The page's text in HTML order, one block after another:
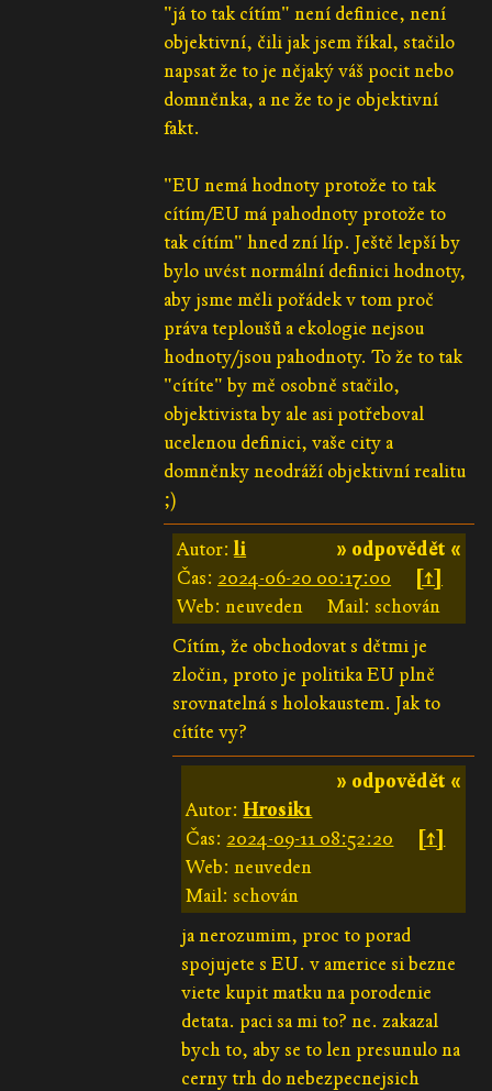
"já to tak cítím" není definice, není
objektivní, čili jak jsem říkal, stačilo
napsat že to je nějaký váš pocit nebo
domněnka, a ne že to je objektivní
fakt.
"EU nemá hodnoty protože to tak
cítím/EU má pahodnoty protože to
tak cítím" hned zní líp. Ještě lepší by
bylo uvést normální definici hodnoty,
aby jsme měli pořádek v tom proč
práva teploušů a ekologie nejsou
hodnoty/jsou pahodnoty. To že to tak
"cítíte" by mě osobně stačilo,
objektivista by ale asi potřeboval
ucelenou definici, vaše city a
domněnky neodráží objektivní realitu
;)
» odpovědět «
Autor:li
Čas: 2024-06-20 00:17:00
[↑]
Web: neuveden
Mail: schován
Cítím, že obchodovat s dětmi je
zločin, proto je politika EU plně
srovnatelná s holokaustem. Jak to
cítíte vy?
» odpovědět «
Autor:Hrosik1
Čas: 2024-09-11 08:52:20
[↑]
Web: neuveden
Mail: schován
ja nerozumim, proc to porad
spojujete s EU. v americe si bezne
viete kupit matku na porodenie
detata. paci sa mi to? ne. zakazal
bych to, aby se to len presunulo na
cerny trh do nebezpecnejsich